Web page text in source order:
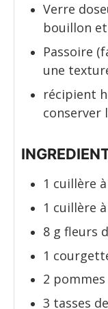
Verre
bouillon
Passoire
une
récipient
conserver
1 cuillère
1 cuillère
8 g fleurs
1
2
3 tasses